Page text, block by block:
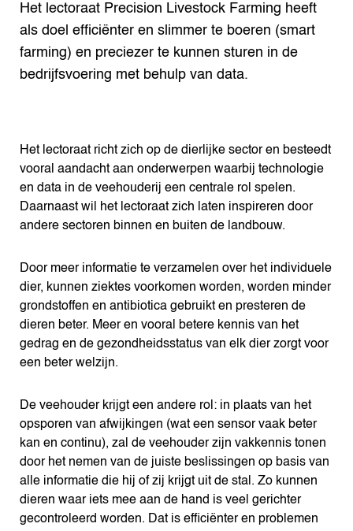
Het lectoraat Precision Livestock Farming heeft
als doel efficiënter en slimmer te boeren (smart
farming) en preciezer te kunnen sturen in de
bedrijfsvoering met behulp van data.
Het lectoraat richt zich op de dierlijke sector en besteedt
vooral aandacht aan onderwerpen waarbij technologie
en data in de veehouderij een centrale rol spelen.
Daarnaast wil het lectoraat zich laten inspireren door
andere sectoren binnen en buiten de landbouw.
Door meer informatie te verzamelen over het individuele
dier, kunnen ziektes voorkomen worden, worden minder
grondstoffen en antibiotica gebruikt en presteren de
dieren beter. Meer en vooral betere kennis van het
gedrag en de gezondheidsstatus van elk dier zorgt voor
een beter welzijn.
De veehouder krijgt een andere rol: in plaats van het
opsporen van afwijkingen (wat een sensor vaak beter
kan en continu), zal de veehouder zijn vakkennis tonen
door het nemen van de juiste beslissingen op basis van
alle informatie die hij of zij krijgt uit de stal. Zo kunnen
dieren waar iets mee aan de hand is veel gerichter
gecontroleerd worden. Dat is efficiënter en problemen